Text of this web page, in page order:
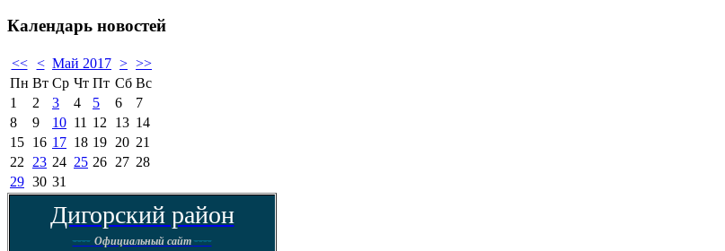
Календарь новостей
<< < Май 2017 > >>
Пн Вт Ср Чт Пт Сб Вс
1
2 3 4 5 6
7
8
9 10 11 12 13 14
15 16 17 18 19 20 21
22
23 24 25 26 27 28
29 30 31
Дигорский район
---- Официальный сайт----